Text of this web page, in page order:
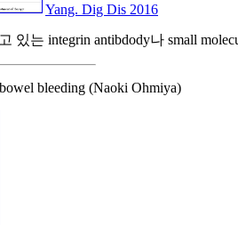
Yang. Dig Dis 2016
있는 integrin antibdody나 small
bleeding (Naoki Ohmiya)